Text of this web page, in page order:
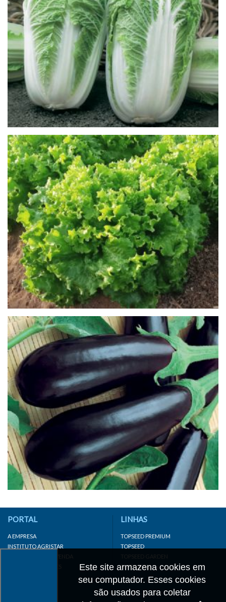
Este site armazena cookies em
seu computador. Esses cookies
são usados para coletar
PORTAL
A EMPRESA
INSTITUTO AGRISTAR
DISTRIBUIDOR/REVENDA
LINKS IMPORTANTES
LINHAS
TOPSEED PREMIUM
TOPSEED
TOPSEED GARDEN
SUPERSEED